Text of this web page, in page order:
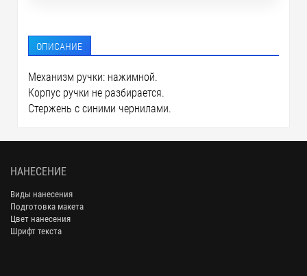
ОПИСАНИЕ
Механизм ручки: нажимной.
Корпус ручки не разбирается.
Стержень с синими чернилами.
НАНЕСЕНИЕ
Виды нанесения
Подготовка макета
Цвет нанесения
Шрифт текста